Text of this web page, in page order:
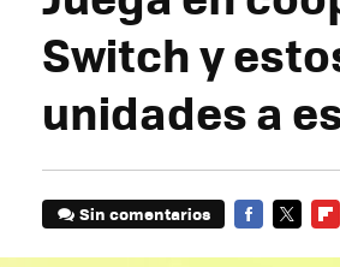
Switch y
unidades a
Sin comentarios